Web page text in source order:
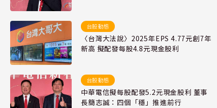
台股動態
〈台灣大法說〉2025年EPS 4.77元創7年
新高 擬配發每股4.8元現金股利
台股動態
中華電信擬每股配發5.2元現金股利 董事
長簡志誠：四個「穩」推進前行